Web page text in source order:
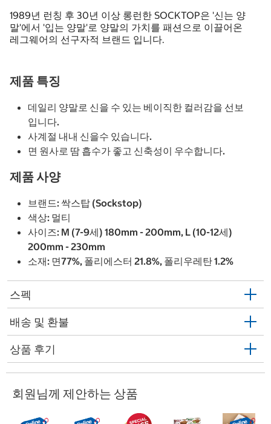
1989년 런칭 후 30년 이상 롱런한 SOCKTOP은 '신는 양
말'에서 '입는 양말'로 양말의 가치를 패션으로 이끌어온
레그웨어의 선구자적 브랜드 입니다.
제품 특징
데일리 양말로 신을 수 있는 베이직한 컬러감을 선보
입니다.
사계절 내내 신을수 있습니다.
면 원사로 땀 흡수가 좋고 신축성이 우수합니다.
제품 사양
브랜드: 싹스탑 (Sockstop)
색상: 멀티
사이즈: M (7-9세) 180mm - 200mm, L (10-12세)
200mm - 230mm
소재: 면77%, 폴리에스터 21.8%, 폴리우레탄 1.2%
스펙
배송 및 환불
상품 후기
회원님께 제안하는 상품